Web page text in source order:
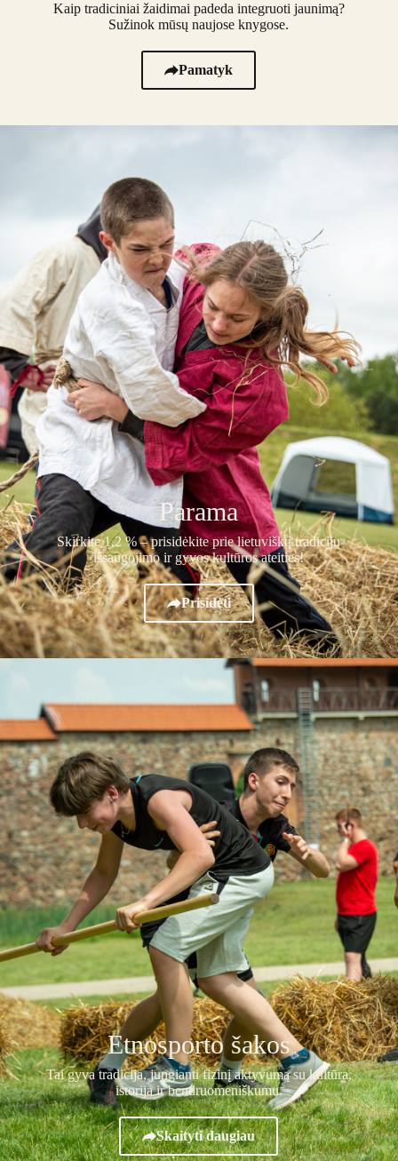
Kaip tradiciniai žaidimai padeda integruoti jaunimą?
Sužinok mūsų naujose knygose.
Pamatyk
Parama
Skirkite 1,2 % – prisidėkite prie lietuviškų tradicijų
išsaugojimo ir gyvos kultūros ateities!
Prisidėti
Etnosporto šakos
Tai gyva tradicija, jungianti fizinį aktyvumą su kultūra,
istorija ir bendruomeniškumu.
Skaityti daugiau